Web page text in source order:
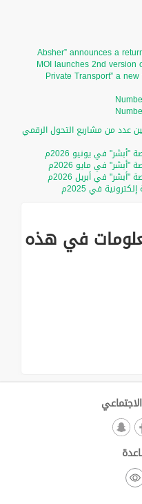
MOI launches 2nd version
“Private Transport” a
عدد من مشاريع التحول الرقمي
في هذه